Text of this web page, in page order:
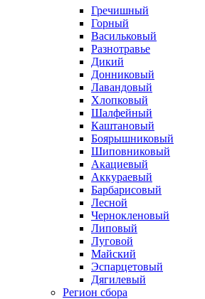
Гречишный
Горный
Васильковый
Разнотравье
Дикий
Донниковый
Лавандовый
Хлопковый
Шалфейный
Каштановый
Боярышниковый
Шиповниковый
Акациевый
Аккураевый
Барбарисовый
Лесной
Чернокленовый
Липовый
Луговой
Майский
Эспарцетовый
Дягилевый
Регион сбора